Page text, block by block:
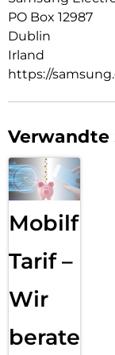
PO Box 12987
Dublin
Irland
https://
Verwandte
Mobilfunk
Tarif –
Wir
beraten